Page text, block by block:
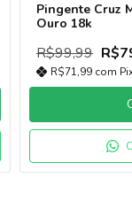
Pingente Cruz
Ouro 18k
R$99,99
R$71,99 com